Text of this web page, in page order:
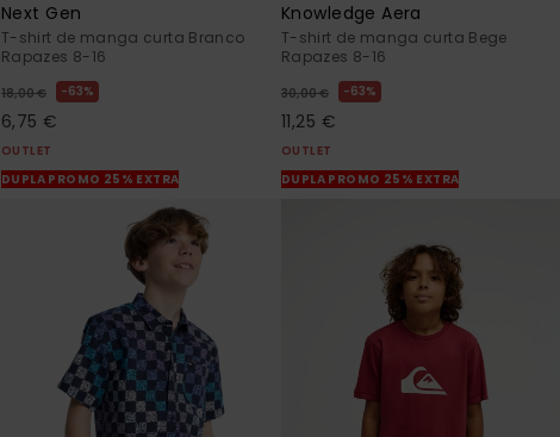
Next Gen
T-shirt de manga curta Branco
Rapazes 8-16
18,00 € 63%
6,75 €
OUTLET
DUPLA PROMO 25% EXTRA
Knowledge Aera
T-shirt de manga curta Bege
Rapazes 8-16
30,00 € 63%
11,25 €
OUTLET
DUPLA PROMO 25% EXTRA